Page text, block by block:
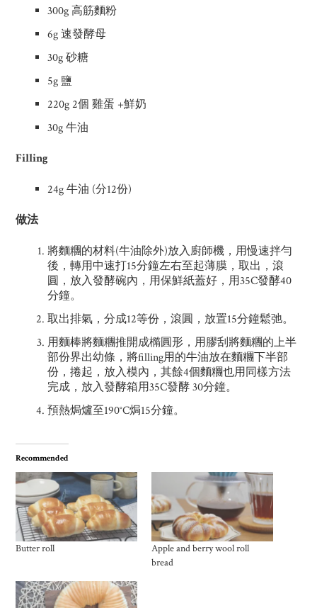
300g 高筋麵粉
6g 速發酵母
30g 砂糖
5g 鹽
220g 2個 雞蛋 +鮮奶
30g 牛油
Filling
24g 牛油 (分12份)
做法
將麵糰的材料(牛油除外)放入廚師機，用慢速拌勻
後，轉用中速打15分鐘左右至起薄膜，取出，滾
圓，放入發酵碗內，用保鮮紙蓋好，用35C發酵40
分鐘。
取出排氣，分成12等份，滾圓，放置15分鐘鬆弛。
用麵棒將麵糰推開成橢圓形，用膠刮將麵糰的上半
部份界出幼條，將filling用的牛油放在麵糰下半部
份，捲起，放入模內，其餘4個麵糰也用同樣方法
完成，放入發酵箱用35C發酵 30分鐘。
預熱焗爐至190°C焗15分鐘。
Recommended
Butter roll
Apple and berry wool roll
bread